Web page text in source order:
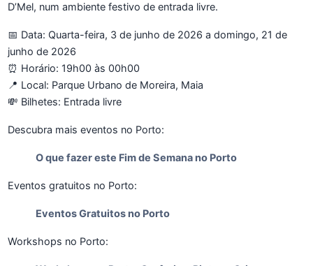
D’Mel, num ambiente festivo de entrada livre.
📅 Data: Quarta-feira, 3 de junho de 2026 a domingo, 21 de
junho de 2026
⏰ Horário: 19h00 às 00h00
📍 Local: Parque Urbano de Moreira, Maia
💸 Bilhetes: Entrada livre
Descubra mais eventos no Porto:
O que fazer este Fim de Semana no Porto
Eventos gratuitos no Porto:
Eventos Gratuitos no Porto
Workshops no Porto: